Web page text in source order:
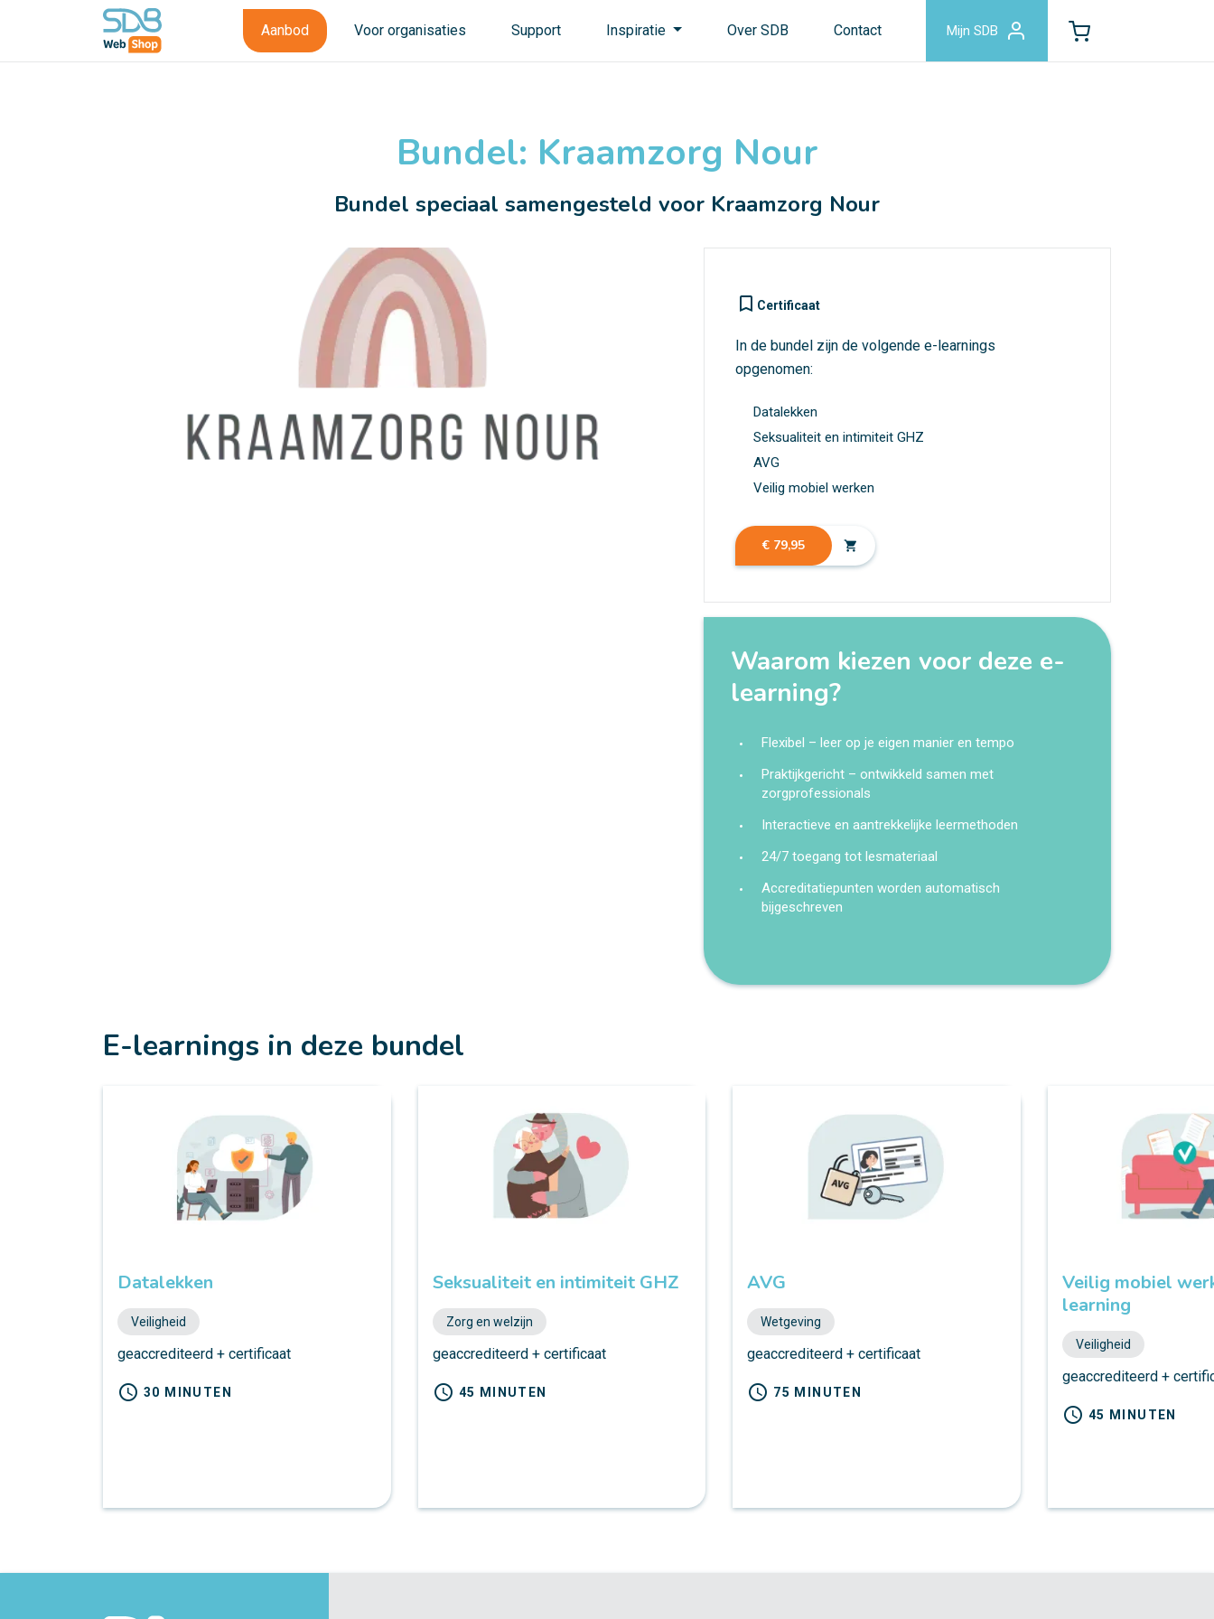
Aanbod Voor organisaties Support Inspiratie Over SDB Contact Mijn SDB
Bundel: Kraamzorg Nour
Bundel speciaal samengesteld voor Kraamzorg Nour
turned_in_not Certificaat
In de bundel zijn de volgende e-learnings
opgenomen:
Datalekken
Seksualiteit en intimiteit GHZ
AVG
Veilig mobiel werken
€ 79,95 shopping_cart
Waarom kiezen voor deze e-
learning?
Flexibel – leer op je eigen manier en tempo
Praktijkgericht – ontwikkeld samen met
zorgprofessionals
Interactieve en aantrekkelijke leermethoden
24/7 toegang tot lesmateriaal
Accreditatiepunten worden automatisch
bijgeschreven
E-learnings in deze bundel
Datalekken
Veiligheid
geaccrediteerd + certificaat
schedule 30 MINUTEN
Seksualiteit en intimiteit GHZ
Zorg en welzijn
geaccrediteerd + certificaat
schedule 45 MINUTEN
AVG
Wetgeving
geaccrediteerd + certificaat
schedule 75 MINUTEN
Veilig mobiel
learning
Veiligheid
geaccrediteerd +
schedule 45 MINUTEN